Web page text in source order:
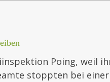
Poing, weil
stoppten bei einer